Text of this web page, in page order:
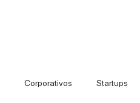
Corporativos Startups